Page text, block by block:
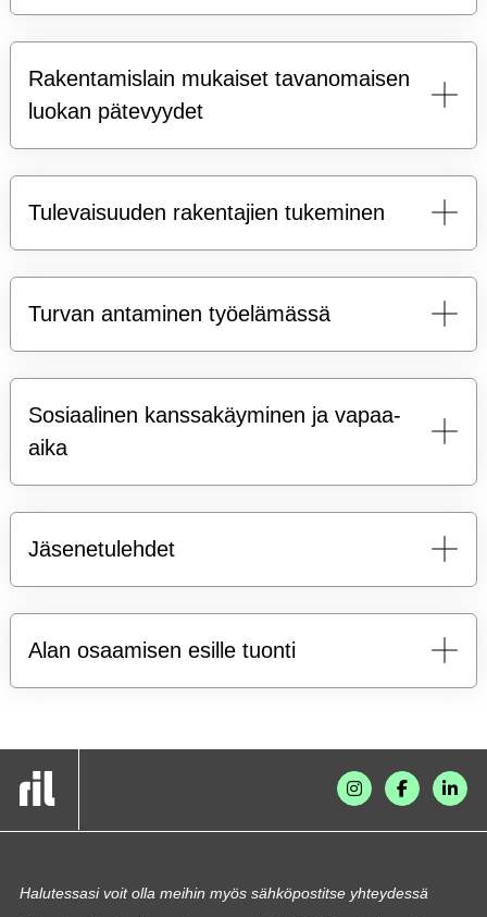
Rakentamislain mukaiset tavanomaisen
luokan pätevyydet
Tulevaisuuden rakentajien tukeminen
Turvan antaminen työelämässä
Sosiaalinen kanssakäyminen ja vapaa-
aika
Jäsenetulehdet
Alan osaamisen esille tuonti
Halutessasi voit olla meihin myös sähköpostitse yhteydessä